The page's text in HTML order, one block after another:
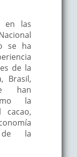
en las
se ha
de la
Brasil,
han
la
cacao,
de la